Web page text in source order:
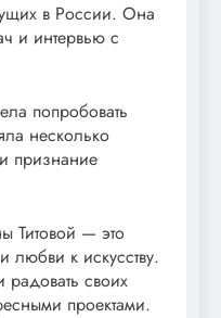
в России. Она
и интервью с
попробовать
несколько
признание
Титовой — это
любви к искусству.
радовать своих
проектами.